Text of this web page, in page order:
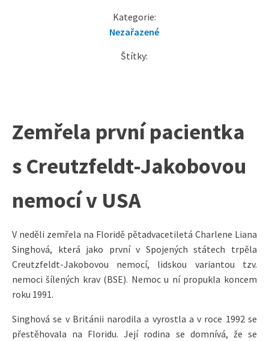
Kategorie:
Nezařazené
Štítky:
Zemřela první pacientka
s Creutzfeldt-Jakobovou
nemocí v USA
V neděli zemřela na Floridě pětadvacetiletá Charlene Liana
Singhová, která jako první v Spojených státech trpěla
Creutzfeldt-Jakobovou nemocí, lidskou variantou tzv.
nemoci šílených krav (BSE). Nemoc u ní propukla koncem
roku 1991.
Singhová se v Británii narodila a vyrostla a v roce 1992 se
přestěhovala na Floridu. Její rodina se domnívá, že se